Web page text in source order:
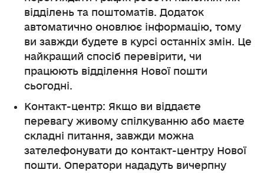
відділень та поштоматів. Додаток
автоматично оновлює інформацію, тому
ви завжди будете в курсі останніх змін. Це
найкращий спосіб перевірити, чи
працюють відділення Нової пошти
сьогодні.
Контакт-центр: Якщо ви віддаєте
перевагу живому спілкуванню або маєте
складні питання, завжди можна
зателефонувати до контакт-центру Нової
пошти. Оператори нададуть вичерпну